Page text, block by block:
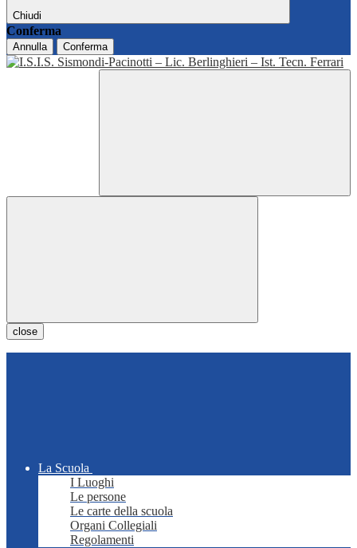
Chiudi
Conferma
Annulla Conferma
close
La Scuola
I Luoghi
Le persone
Le carte della scuola
Organi Collegiali
Regolamenti